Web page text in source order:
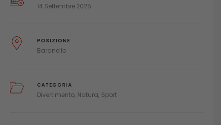
14 Settembre 2025
POSIZIONE
Baranello
CATEGORIA
Divertimento Natura Sport